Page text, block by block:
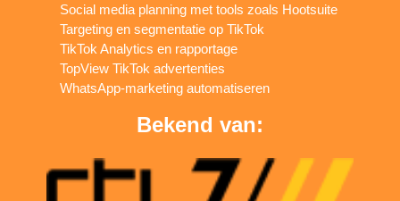
Social media planning met tools zoals Hootsuite
Targeting en segmentatie op TikTok
TikTok Analytics en rapportage
TopView TikTok advertenties
WhatsApp-marketing automatiseren
Bekend van: